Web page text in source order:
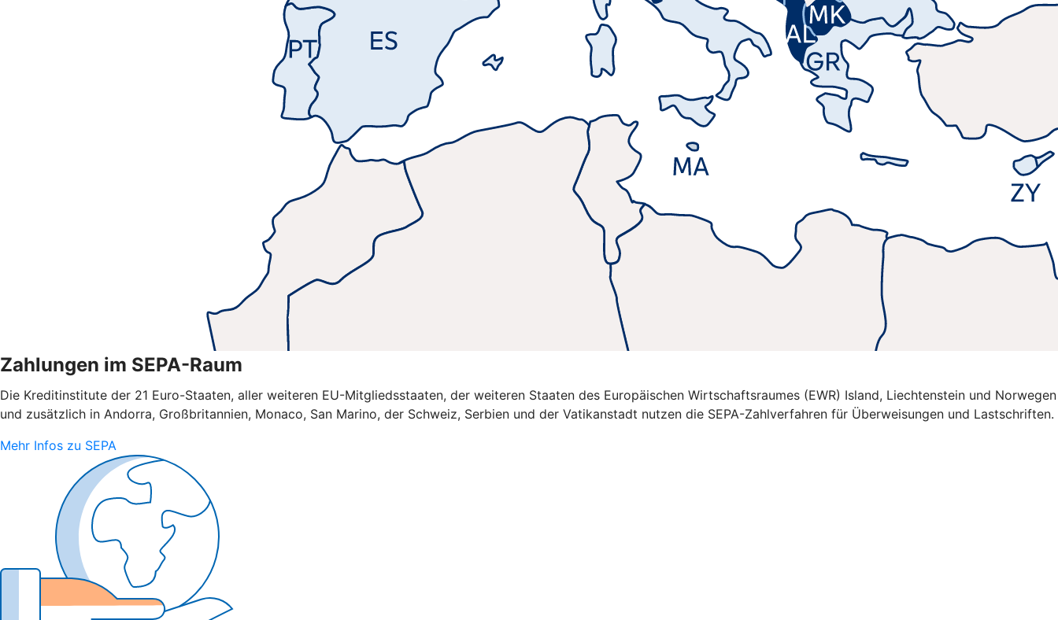
Zahlungen im SEPA-Raum
Die Kreditinstitute der 21 Euro-Staaten, aller weiteren EU-Mitgliedsstaaten, der weiteren Staaten des Europäischen Wirtschaftsraumes (EWR) Island, Liechtenstein und Norwegen
und zusätzlich in Andorra, Großbritannien, Monaco, San Marino, der Schweiz, Serbien und der Vatikanstadt nutzen die SEPA-Zahlverfahren für Überweisungen und Lastschriften.
Mehr Infos zu SEPA